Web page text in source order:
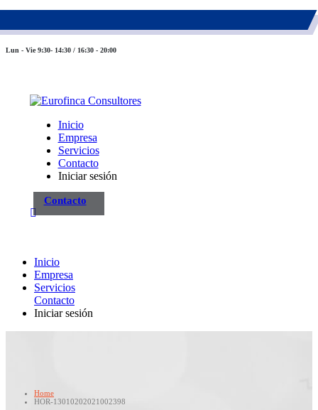
Lun - Vie 9:30- 14:30 / 16:30 - 20:00
Inicio
Empresa
Servicios
Contacto
Iniciar sesión
Contacto
Inicio
Empresa
Servicios
Contacto
Iniciar sesión
Home
HOR-13010202021002398